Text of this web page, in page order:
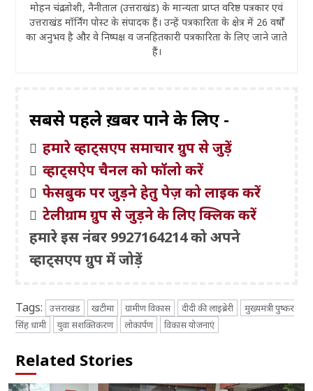
मोहन चंद्र जोशी, नैनीताल (उत्तराखंड) के मान्यता प्राप्त वरिष्ठ पत्रकार एवं
उत्तराखंड मॉर्निंग पोस्ट के संपादक हैं। उन्हें पत्रकारिता के क्षेत्र में 26 वर्षों
का अनुभव है और वे निष्पक्ष व जनहितकारी पत्रकारिता के लिए जाने जाते
हैं।
सबसे पहले ख़बरें पाने के लिए -
हमारे व्हाट्सएप समाचार ग्रुप से जुड़ें
व्हाट्सऐप चैनल को फॉलो करें
फेसबुक पर जुड़ने हेतु पेज़ को लाइक करें
टेलीग्राम ग्रुप से जुड़ने के लिए क्लिक करें
हमारे इस नंबर 9927164214 को अपने
व्हाट्सएप ग्रुप में जोड़ें
Tags: उत्तराखंड खटीमा ग्रामीण विकास दीदी की लाइब्रेरी
मुख्यमंत्री पुष्कर
सिंह धामी
युवा सशक्तिकरण लोकार्पण विकास योजनाएं
Related Stories